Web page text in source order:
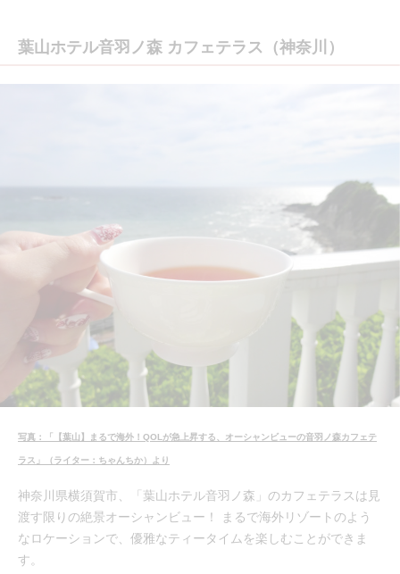
葉山ホテル音羽ノ森 カフェテラス（神奈川）
写真：「【葉山】まるで海外！QOLが急上昇する、オーシャンビューの音羽ノ森カフェテ
ラス」（ライター：ちゃんちか）より
神奈川県横須賀市、「葉山ホテル音羽ノ森」のカフェテラスは見
渡す限りの絶景オーシャンビュー！ まるで海外リゾートのよう
なロケーションで、優雅なティータイムを楽しむことができま
す。